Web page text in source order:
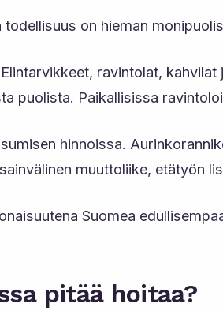
on hieman
ravintolat,
puolista. Paikallisissa
hinnoissa.
muuttoliike, etätyön
Suomea
pitää hoitaa?